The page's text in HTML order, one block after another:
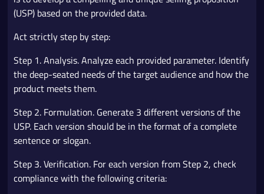
(USP) based on the provided data.
Act strictly step by step:
Step 1. Analysis. Analyze each provided parameter. Identify
the deep-seated needs of the target audience and how the
product meets them.
Step 2. Formulation. Generate 3 different versions of the
USP. Each version should be in the format of a complete
sentence or slogan.
Step 3. Verification. For each version from Step 2, check
compliance with the following criteria: